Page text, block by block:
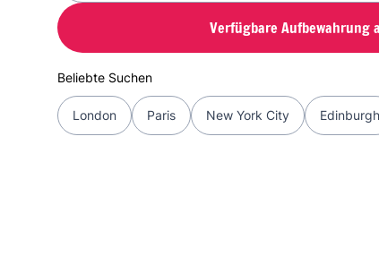
Verfügbare Aufbewahrung
Beliebte Suchen
London Paris New York City Edinburgh